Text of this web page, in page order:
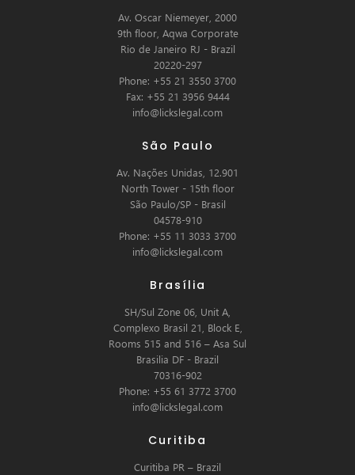
Av. Oscar Niemeyer, 2000
9th floor, Aqwa Corporate
Rio de Janeiro RJ - Brazil
20220-297
Phone: +55 21 3550 3700
Fax: +55 21 3956 9444
info@lickslegal.com
São Paulo
Av. Nações Unidas, 12.901
North Tower - 15th floor
São Paulo/SP - Brasil
04578-910
Phone: +55 11 3033 3700
info@lickslegal.com
Brasília
SH/Sul Zone 06, Unit A,
Complexo Brasil 21, Block E,
Rooms 515 and 516 – Asa Sul
Brasilia DF - Brazil
70316-902
Phone: +55 61 3772 3700
info@lickslegal.com
Curitiba
Curitiba PR – Brazil